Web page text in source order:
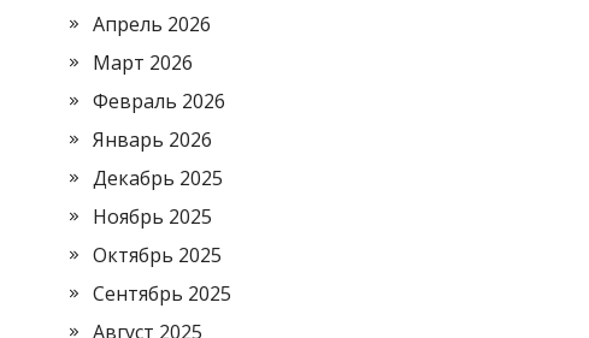
Апрель 2026
Март 2026
Февраль 2026
Январь 2026
Декабрь 2025
Ноябрь 2025
Октябрь 2025
Сентябрь 2025
Август 2025